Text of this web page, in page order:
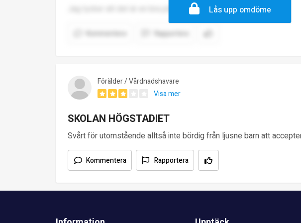
Jag tycker att det är en bra plats med bra människor - Alex. :)
Rapportera
Lås upp omdöme
Förälder / Vårdnadshavare
Visa mer
SKOLAN HÖGSTADIET
Svårt för utomstående alltså inte bördig från ljusne barn att
Kommentera Rapportera